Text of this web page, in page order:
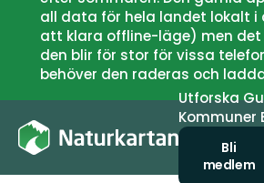
all data för hela landet lokalt i
att klara offline-läge) men
den blir för stor för vissa
behöver den raderas och
Utforska
Kommuner
Bli
medlem